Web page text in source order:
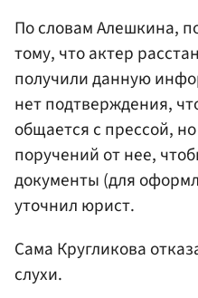
По словам Алешкина,
тому, что актер
получили данную
нет подтверждения,
общается с прессой,
поручений от нее,
документы (для
уточнил юрист.
Сама Кругликова
слухи.